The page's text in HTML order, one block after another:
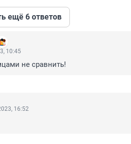
ещё 6 ответов
10:45
не сравнить!
16:52